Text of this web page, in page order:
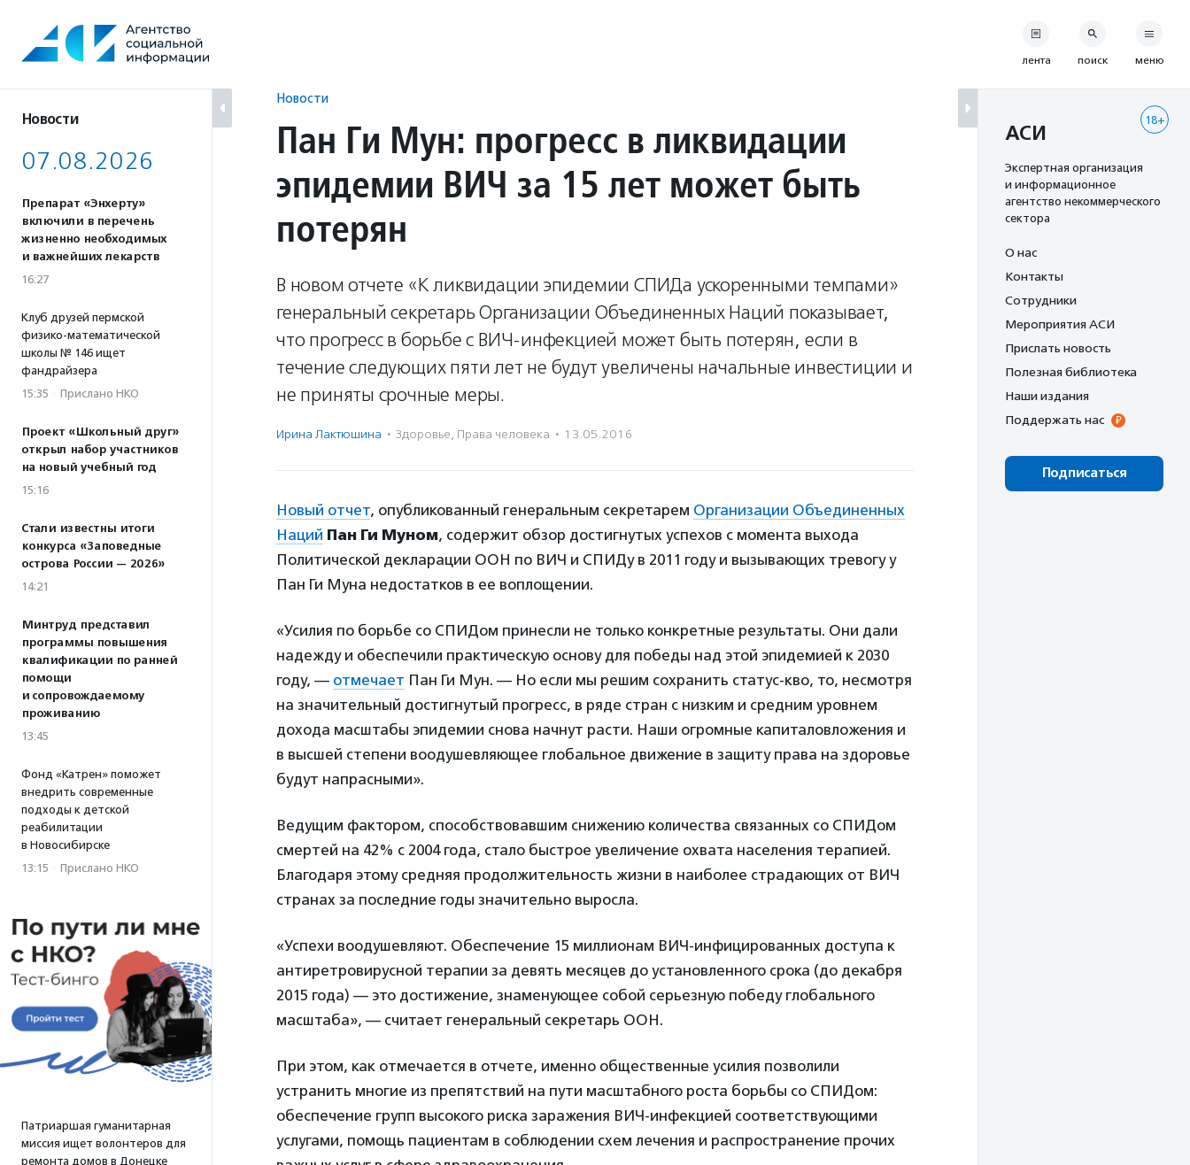
содержанию
Новости
07.08.2026
Препарат «Энхерту»
включили в перечень
жизненно необходимых
и важнейших лекарств
16:27
Клуб друзей пермской
физико-математической
школы № 146 ищет
фандрайзера
15:35 · Прислано НКО
Проект «Школьный друг»
открыл набор участников
на новый учебный год
15:16
Стали известны итоги
конкурса «Заповедные
острова России — 2026»
14:21
Минтруд представил
программы повышения
квалификации по ранней
помощи
и сопровождаемому
проживанию
13:45
Фонд «Катрен» поможет
внедрить современные
подходы к детской
реабилитации
в Новосибирске
13:15 · Прислано НКО
Патриаршая гуманитарная
миссия ищет волонтеров для
ремонта домов в Донецке
Новости
Пан Ги Мун: прогресс в ликвидации
эпидемии ВИЧ за 15 лет может быть
потерян
В новом отчете «К ликвидации эпидемии СПИДа ускоренными темпами»
генеральный секретарь Организации Объединенных Наций показывает,
что прогресс в борьбе с ВИЧ-инфекцией может быть потерян, если в
течение следующих пяти лет не будут увеличены начальные инвестиции и
не приняты срочные меры.
Ирина Лактюшина · Здоровье, Права человека · 13.05.2016
Новый отчет, опубликованный генеральным секретарем Организации Объединенных
Наций Пан Ги Муном, содержит обзор достигнутых успехов с момента выхода
Политической декларации ООН по ВИЧ и СПИДу в 2011 году и вызывающих тревогу у
Пан Ги Муна недостатков в ее воплощении.
«Усилия по борьбе со СПИДом принесли не только конкретные результаты. Они дали
надежду и обеспечили практическую основу для победы над этой эпидемией к 2030
году, — отмечает Пан Ги Мун. — Но если мы решим сохранить статус-кво, то, несмотря
на значительный достигнутый прогресс, в ряде стран с низким и средним уровнем
дохода масштабы эпидемии снова начнут расти. Наши огромные капиталовложения и
в высшей степени воодушевляющее глобальное движение в защиту права на здоровье
будут напрасными».
Ведущим фактором, способствовавшим снижению количества связанных со СПИДом
смертей на 42% с 2004 года, стало быстрое увеличение охвата населения терапией.
Благодаря этому средняя продолжительность жизни в наиболее страдающих от ВИЧ
странах за последние годы значительно выросла.
«Успехи воодушевляют. Обеспечение 15 миллионам ВИЧ-инфицированных доступа к
антиретровирусной терапии за девять месяцев до установленного срока (до декабря
2015 года) — это достижение, знаменующее собой серьезную победу глобального
масштаба», — считает генеральный секретарь ООН.
При этом, как отмечается в отчете, именно общественные усилия позволили
устранить многие из препятствий на пути масштабного роста борьбы со СПИДом:
обеспечение групп высокого риска заражения ВИЧ-инфекцией соответствующими
услугами, помощь пациентам в соблюдении схем лечения и распространение прочих
лента поиск меню
18+
АСИ
Экспертная организация
и информационное
агентство некоммерческого
сектора
О нас
Контакты
Сотрудники
Мероприятия АСИ
Прислать новость
Полезная библиотека
Наши издания
Поддержать нас
Подписаться